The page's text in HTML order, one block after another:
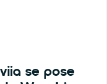
se pose